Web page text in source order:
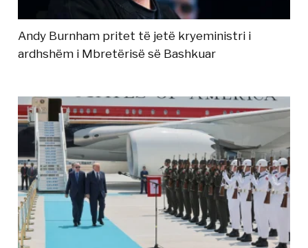
Andy Burnham pritet të jetë kryeministri i
ardhshëm i Mbretërisë së Bashkuar